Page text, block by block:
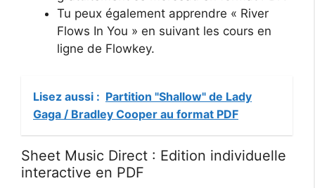
Tu peux également apprendre « River
Flows In You » en suivant les cours en
ligne de Flowkey.
Lisez aussi : Partition "Shallow" de Lady
Gaga / Bradley Cooper au format PDF
Sheet Music Direct : Edition individuelle
interactive en PDF